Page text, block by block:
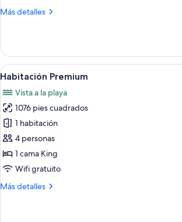
parcial
Más detalles
Más
superior,
balcón,
vista
al
océano
Abrir
todas
las
fotos
de
Habitación
Premium
Zona junto a
8
Habitación Premium
Vista a la playa
1076 pies cuadrados
1 habitación
4 personas
1 cama King
Wifi gratuito
Más detalles
Más